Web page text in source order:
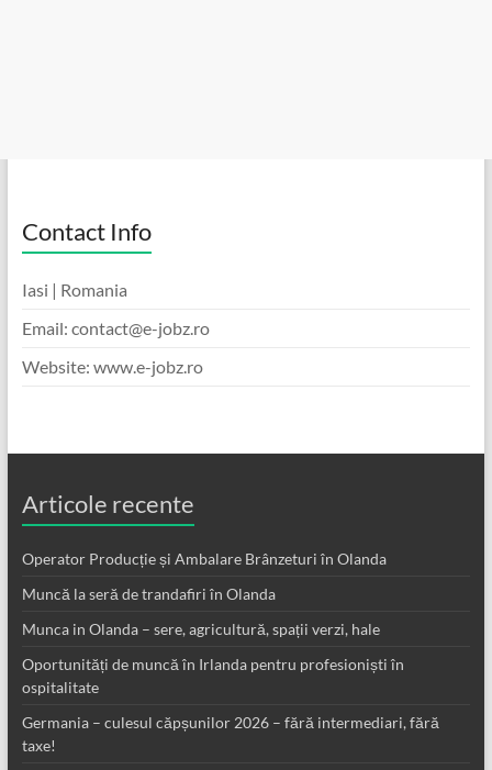
Contact Info
Iasi | Romania
Email: contact@e-jobz.ro
Website: www.e-jobz.ro
Articole recente
Operator Producție și Ambalare Brânzeturi în Olanda
Muncă la seră de trandafiri în Olanda
Munca in Olanda – sere, agricultură, spații verzi, hale
Oportunități de muncă în Irlanda pentru profesioniști în
ospitalitate
Germania – culesul căpșunilor 2026 – fără intermediari, fără
taxe!